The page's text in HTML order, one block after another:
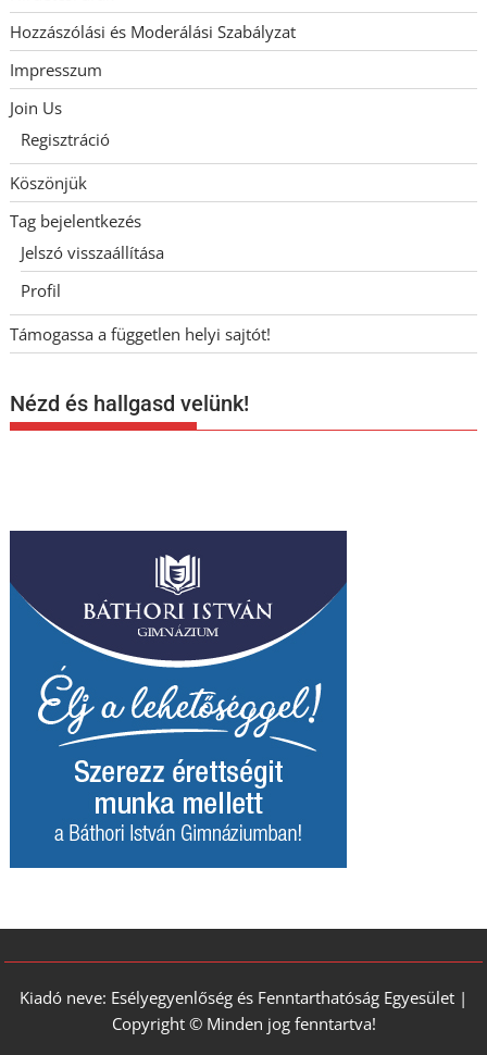
Hozzászólási és Moderálási Szabályzat
Impresszum
Join Us
Regisztráció
Köszönjük
Tag bejelentkezés
Jelszó visszaállítása
Profil
Támogassa a független helyi sajtót!
Nézd és hallgasd velünk!
Kiadó neve: Esélyegyenlőség és Fenntarthatóság Egyesület |
Copyright © Minden jog fenntartva!